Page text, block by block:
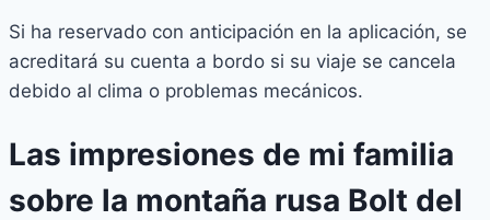
Si ha reservado con anticipación en la aplicación, se
acreditará su cuenta a bordo si su viaje se cancela
debido al clima o problemas mecánicos.
Las impresiones de mi familia
sobre la montaña rusa Bolt del